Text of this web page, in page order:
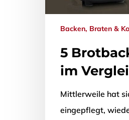
Backen, Braten &
5
im
Mittlerweile hat
eingepflegt,